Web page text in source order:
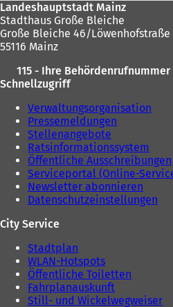
Landeshauptstadt Mainz
Stadthaus Große Bleiche
Große Bleiche 46/Löwenhofstraße
55116 Mainz
115 - Ihre Behördenrufnummer
Schnellzugriff
Verwaltungsorganisation
Pressemeldungen
Stellenangebote
Ratsinformationssystem
Öffentliche Ausschreibungen
Serviceportal (Online-
Newsletter abonnieren
Datenschutzeinstellungen
City Service
Stadtplan
WLAN-Hotspots
Öffentliche Toiletten
Fahrplanauskunft
Still- und Wickelwegweiser